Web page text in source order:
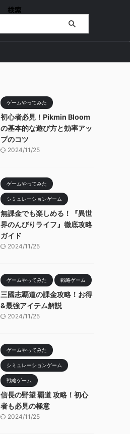
検索
ゲームやってみた
初心者必見！Pikmin Bloom
の基本的な遊び方と効率アッ
プのコツ
2024/11/25
ゲームやってみた
シミュレーションゲーム
無課金でも楽しめる！『異世
界のんびりライフ』徹底攻略
ガイド
2024/11/25
ゲームやってみた 戦略ゲーム
三國志覇道の課金攻略！お得
&最強アイテム解説
2024/11/25
ゲームやってみた
シミュレーションゲーム
戦略ゲーム
信長の野望 覇道 攻略！初心
者も必見の極意
2024/11/25